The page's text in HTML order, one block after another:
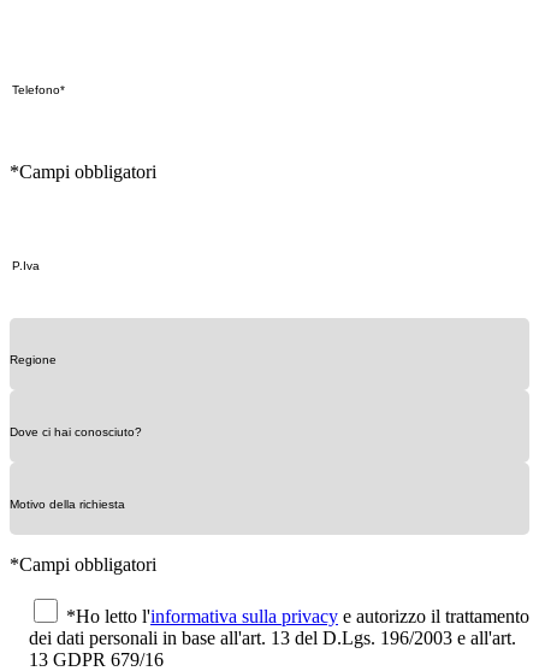
*Campi obbligatori
*Campi obbligatori
*Ho letto l'informativa sulla privacy e autorizzo il trattamento
dei dati personali in base all'art. 13 del D.Lgs. 196/2003 e all'art.
13 GDPR 679/16